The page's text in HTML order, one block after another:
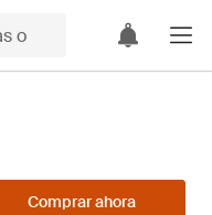
Comprar ahora